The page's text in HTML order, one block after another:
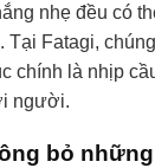
nhẹ đều có
Tại Fatagi,
chính là nhịp
người.
bỏ